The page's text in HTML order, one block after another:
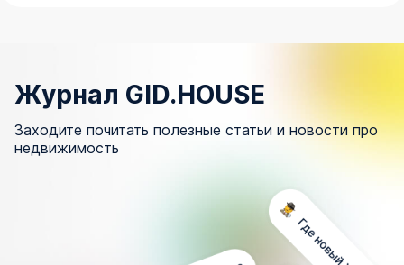
Журнал GID.HOUSE
Заходите почитать полезные статьи и новости про
недвижимость